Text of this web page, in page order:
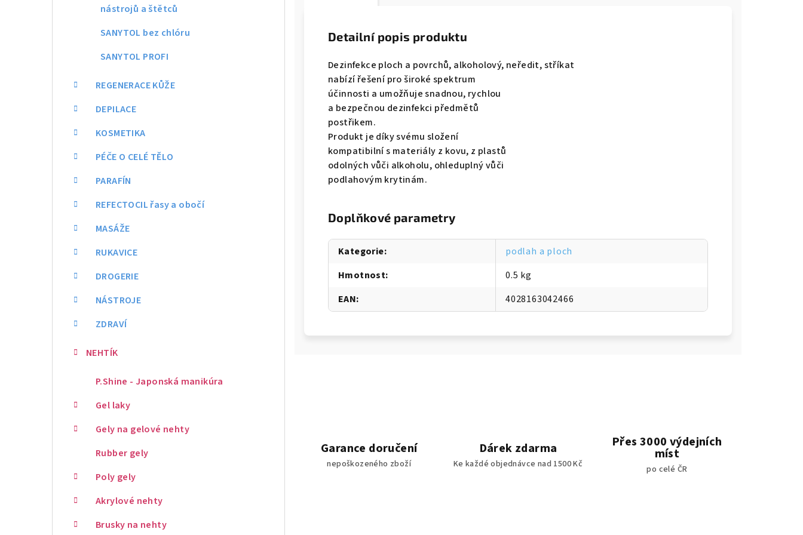
nástrojů a štětců
SANYTOL bez chlóru
SANYTOL PROFI
REGENERACE KŮŽE
DEPILACE
KOSMETIKA
PÉČE O CELÉ TĚLO
PARAFÍN
REFECTOCIL řasy a obočí
MASÁŽE
RUKAVICE
DROGERIE
NÁSTROJE
ZDRAVÍ
NEHTÍK
P.Shine - Japonská manikúra
Gel laky
Gely na gelové nehty
Rubber gely
Poly gely
Akrylové nehty
Brusky na nehty
Detailní popis produktu
Dezinfekce ploch a povrchů, alkoholový, neředit, stříkat
nabízí řešení pro široké spektrum
účinnosti a umožňuje snadnou, rychlou
a bezpečnou dezinfekci předmětů
postřikem.
Produkt je díky svému složení
kompatibilní s materiály z kovu, z plastů
odolných vůči alkoholu, ohleduplný vůči
podlahovým krytinám.
Doplňkové parametry
Kategorie:
podlah a ploch
Hmotnost:
0.5 kg
EAN: 4028163042466
Garance doručení
nepoškozeného zboží
Dárek zdarma
Ke každé objednávce nad 1500 Kč
Přes 3000 výdejních
míst
po celé ČR